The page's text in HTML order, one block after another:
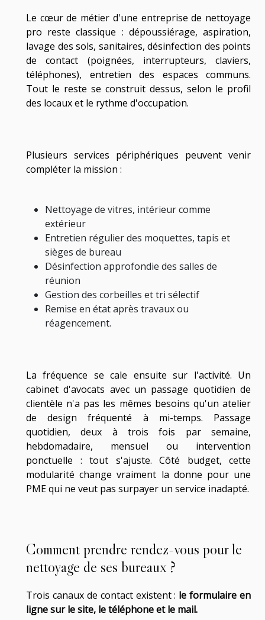
Le cœur de métier d'une entreprise de nettoyage
pro reste classique : dépoussiérage, aspiration,
lavage des sols, sanitaires, désinfection des points
de contact (poignées, interrupteurs, claviers,
téléphones), entretien des espaces communs.
Tout le reste se construit dessus, selon le profil
des locaux et le rythme d'occupation.
Plusieurs services périphériques peuvent venir
compléter la mission :
Nettoyage de vitres, intérieur comme
extérieur
Entretien régulier des moquettes, tapis et
sièges de bureau
Désinfection approfondie des salles de
réunion
Gestion des corbeilles et tri sélectif
Remise en état après travaux ou
réagencement.
La fréquence se cale ensuite sur l'activité. Un
cabinet d'avocats avec un passage quotidien de
clientèle n'a pas les mêmes besoins qu'un atelier
de design fréquenté à mi-temps. Passage
quotidien, deux à trois fois par semaine,
hebdomadaire, mensuel ou intervention
ponctuelle : tout s'ajuste. Côté budget, cette
modularité change vraiment la donne pour une
PME qui ne veut pas surpayer un service inadapté.
Comment prendre rendez-vous pour le
nettoyage de ses bureaux ?
Trois canaux de contact existent : le formulaire en
ligne sur le site, le téléphone et le mail.